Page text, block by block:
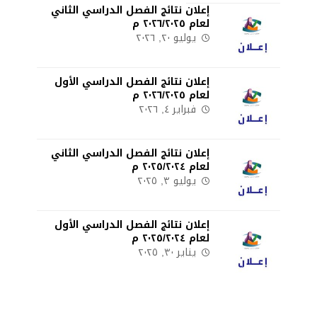
إعلان نتائج الفصل الدراسي الثاني
لعام ٢٠٢٦/٢٠٢٥ م
يوليو ٢٠, ٢٠٢٦
إعلان نتائج الفصل الدراسي الأول
لعام ٢٠٢٦/٢٠٢٥ م
فبراير ٤, ٢٠٢٦
إعلان نتائج الفصل الدراسي الثاني
لعام ٢٠٢٥/٢٠٢٤ م
يوليو ٣, ٢٠٢٥
إعلان نتائج الفصل الدراسي الأول
لعام ٢٠٢٥/٢٠٢٤ م
يناير ٣٠, ٢٠٢٥